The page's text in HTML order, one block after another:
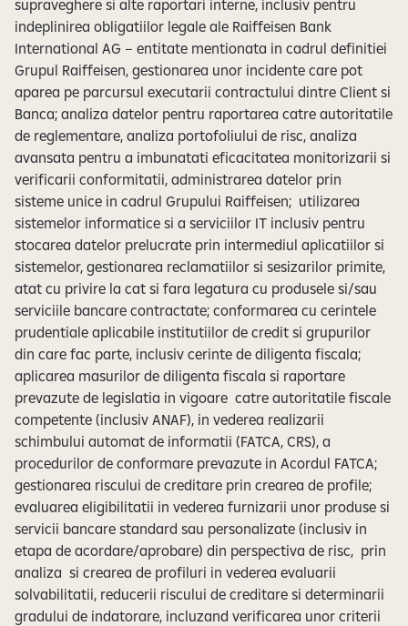
supraveghere si alte raportari interne, inclusiv pentru
indeplinirea obligatiilor legale ale Raiffeisen Bank
International AG – entitate mentionata in cadrul definitiei
Grupul Raiffeisen, gestionarea unor incidente care pot
aparea pe parcursul executarii contractului dintre Client si
Banca; analiza datelor pentru raportarea catre autoritatile
de reglementare, analiza portofoliului de risc, analiza
avansata pentru a imbunatati eficacitatea monitorizarii si
verificarii conformitatii, administrarea datelor prin
sisteme unice in cadrul Grupului Raiffeisen; utilizarea
sistemelor informatice si a serviciilor IT inclusiv pentru
stocarea datelor prelucrate prin intermediul aplicatiilor si
sistemelor, gestionarea reclamatiilor si sesizarilor primite,
atat cu privire la cat si fara legatura cu produsele si/sau
serviciile bancare contractate; conformarea cu cerintele
prudentiale aplicabile institutiilor de credit si grupurilor
din care fac parte, inclusiv cerinte de diligenta fiscala;
aplicarea masurilor de diligenta fiscala si raportare
prevazute de legislatia in vigoare catre autoritatile fiscale
competente (inclusiv ANAF), in vederea realizarii
schimbului automat de informatii (FATCA, CRS), a
procedurilor de conformare prevazute in Acordul FATCA;
gestionarea riscului de creditare prin crearea de profile;
evaluarea eligibilitatii in vederea furnizarii unor produse si
servicii bancare standard sau personalizate (inclusiv in
etapa de acordare/aprobare) din perspectiva de risc, prin
analiza si crearea de profiluri in vederea evaluarii
solvabilitatii, reducerii riscului de creditare si determinarii
gradului de indatorare, incluzand verificarea unor criterii